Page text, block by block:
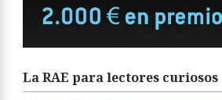
La RAE para lectores curiosos